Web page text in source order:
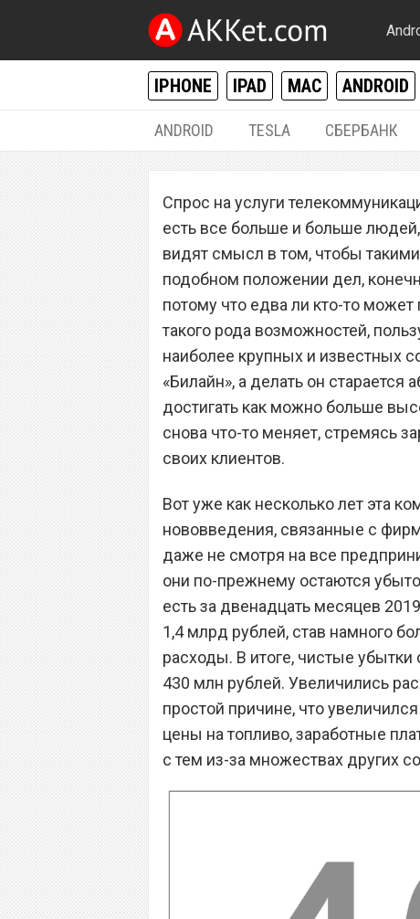
IPHONE IPAD MAC ANDROID
ANDROID TESLA СБЕРБАНК
Сотовый
закрылся
Спрос на услуги
есть все больше и больше
видят смысл в том, чтобы
подобном положении дел,
потому что едва ли кто-то
такого рода возможностей,
наиболее крупных и известных
«Билайн», а делать он старается
достигать как можно больше
снова что-то меняет, стремясь
своих клиентов.
Вот уже как несколько лет эта
нововведения, связанные с
даже не смотря на все
они по-прежнему остаются
есть за двенадцать месяцев
1,4 млрд рублей, став намного
расходы. В итоге, чистые
430 млн рублей. Увеличились
простой причине, что
цены на топливо, заработные
с тем из-за множествах других